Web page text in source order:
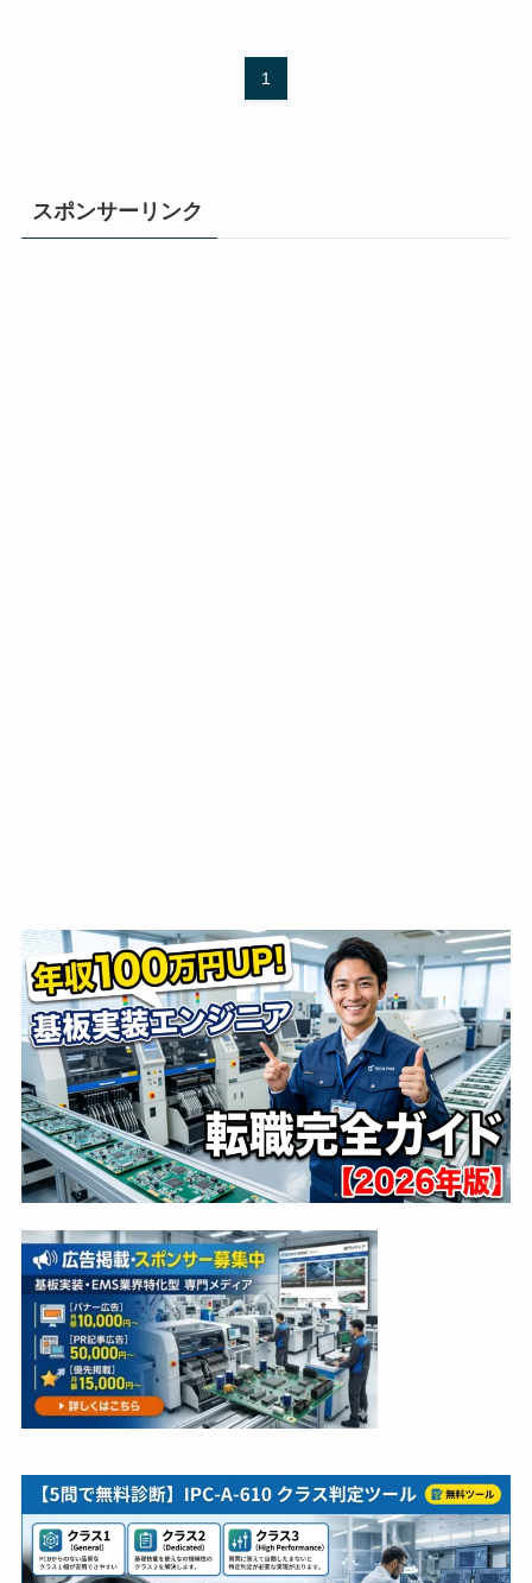
1
スポンサーリンク